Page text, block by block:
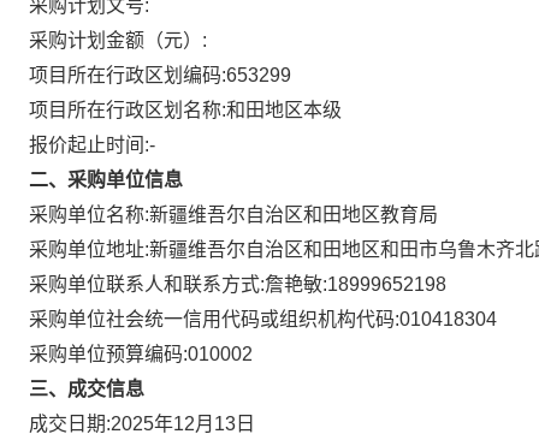
采购计划文号:
采购计划金额（元）:
项目所在行政区划编码:653299
项目所在行政区划名称:和田地区本级
报价起止时间:-
二、采购单位信息
采购单位名称:新疆维吾尔自治区和田地区教育局
采购单位地址:新疆维吾尔自治区和田地区和田市乌鲁木齐
采购单位联系人和联系方式:詹艳敏:18999652198
采购单位社会统一信用代码或组织机构代码:010418304
采购单位预算编码:010002
三、成交信息
成交日期:2025年12月13日